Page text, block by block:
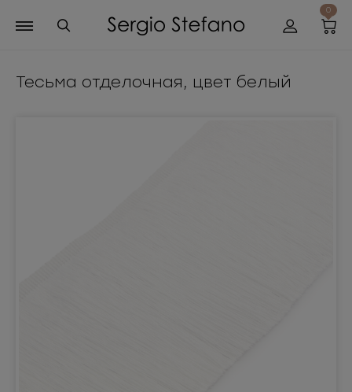
0
Тесьма отделочная, цвет белый